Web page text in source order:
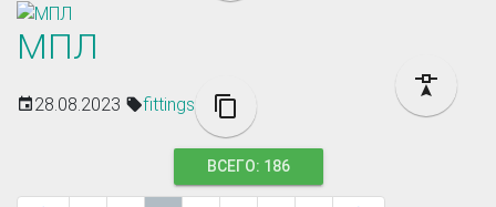
МПЛ
28.08.2023 fittings
ВСЕГО: 186